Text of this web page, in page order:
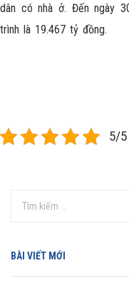
dân có nhà ở. Đến ngày
trình là 19.467 tỷ đồng.
5/
BÀI VIẾT MỚI